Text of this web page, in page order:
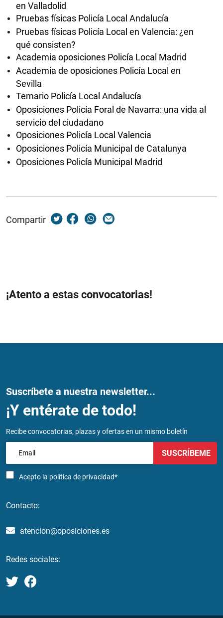
en Valladolid
Pruebas físicas Policía Local Andalucía
Pruebas físicas Policía Local en Valencia: ¿en
qué consisten?
Academia oposiciones Policía Local Madrid
Academia de oposiciones Policía Local en
Sevilla
Temario Policía Local Andalucía
Oposiciones Policía Foral de Navarra: una vida al
servicio del ciudadano
Oposiciones Policía Local Valencia
Oposiciones Policía Municipal de Catalunya
Oposiciones Policía Municipal Madrid
Compartir
¡Atento a estas convocatorias!
Suscríbete a nuestra newsletter...
¡Y entérate de todo!
Recibe convocatorias, plazas y ofertas en un mismo boletín
Acepto la política de privacidad*
SUSCRÍBEME
Contacto:
atencion@oposiciones.es
Redes sociales: